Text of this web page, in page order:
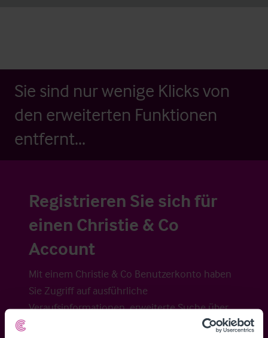
Sie sind nur wenige Klicks von
den erweiterten Funktionen
entfernt...
Registrieren Sie sich für
einen Christie & Co
Account
Mit einem Christie & Co Benutzerkonto haben
Sie Zugriff auf ausführliche
Veraufsinformationen, erweiterte Suche über